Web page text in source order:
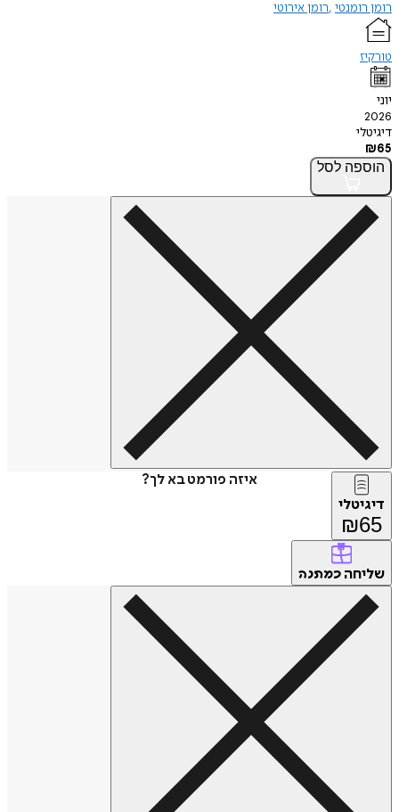
רומן רומנטי רומן אירוטי
טורקיז
יוני
2026
דיגיטלי
₪65
הוספה לסל
איזה פורמט בא לך?
דיגיטלי
₪65
שליחה כמתנה